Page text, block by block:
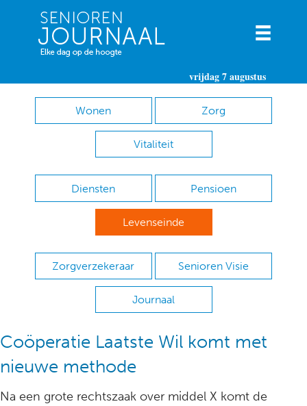
vrijdag 7 augustus
Wonen Zorg
Vitaliteit
Diensten Pensioen
Levenseinde
Zorgverzekeraar Senioren Visie
Journaal
Coöperatie Laatste Wil komt met
nieuwe methode
Na een grote rechtszaak over middel X komt de